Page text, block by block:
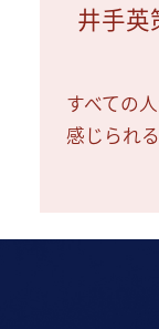
井手英
すべての
感じられ